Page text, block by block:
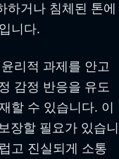
하거나 침체된 톤에
니다.
리적 과제를 안고
감정 반응을 유도
할 수 있습니다. 이
장할 필요가 있습니
고 진실되게 소통